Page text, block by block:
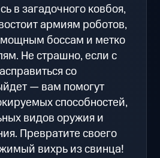
в загадочного ковбоя,
армиям роботов,
боссам и метко
Не страшно, если с
со
— вам помогут
способностей,
видов оружия и
Превратите своего
вихрь из свинца!